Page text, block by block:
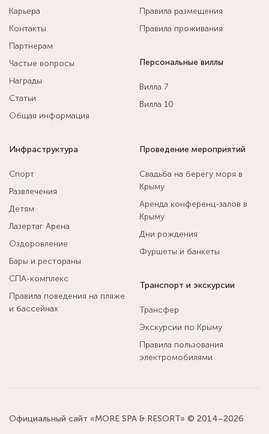
Карьера
Контакты
Партнерам
Частые вопросы
Награды
Статьи
Общая информация
Правила размещения
Правила проживания
Персональные виллы
Вилла 7
Вилла 10
Инфраструктура
Спорт
Развлечения
Детям
Лазертаг Арена
Оздоровление
Бары и рестораны
СПА-комплекс
Правила поведения на пляже
и бассейнах
Проведение мероприятий
Свадьба на берегу моря в
Крыму
Аренда конференц-залов в
Крыму
Дни рождения
Фуршеты и банкеты
Транспорт и экскурсии
Трансфер
Экскурсии по Крыму
Правила пользования
электромобилями
Официальный сайт «MORE SPA & RESORT» © 2014–2026